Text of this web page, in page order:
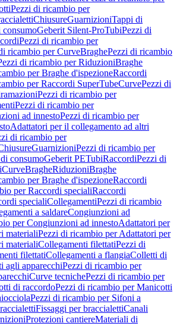
Pezzi di ricambio per
ChiusureGuarnizioniTappi di
Geberit Silent-ProTubiPezzi di
Pezzi di ricambio per
ricambio per CurveBraghePezzi di ricambio
di ricambio per RiduzioniBraghe
per Braghe d'ispezioneRaccordi
per Raccordi SuperTubeCurvePezzi di
Pezzi di ricambio per
Pezzi di ricambio per
ad innestoPezzi di ricambio per
Adattatori per il collegamento ad altri
di ricambio per
GuarnizioniPezzi di ricambio per
consumoGeberit PETubiRaccordiPezzi di
CurveBragheRiduzioniBraghe
per Braghe d'ispezioneRaccordi
per Raccordi specialiRaccordi
specialiCollegamentiPezzi di ricambio
a saldareCongiunzioni ad
per Congiunzioni ad innestoAdattatori per
materialiPezzi di ricambio per Adattatori per
materialiCollegamenti filettatiPezzi di
filettatiCollegamenti a flangiaColletti di
agli apparecchiPezzi di ricambio per
Curve tecnichePezzi di ricambio per
di raccordoPezzi di ricambio per Manicotti
Pezzi di ricambio per Sifoni a
Fissaggi per braccialettiCanali
Protezioni cantiereMateriali di